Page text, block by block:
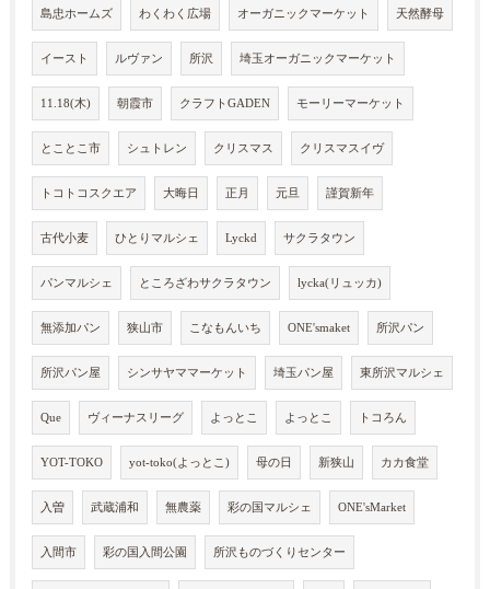
島忠ホームズ わくわく広場 オーガニックマーケット 天然酵母
イースト ルヴァン 所沢 埼玉オーガニックマーケット
11.18(木) 朝霞市 クラフトGADEN モーリーマーケット
とことこ市 シュトレン クリスマス クリスマスイヴ
トコトコスクエア 大晦日 正月 元旦 謹賀新年
古代小麦 ひとりマルシェ Lyckd サクラタウン
パンマルシェ ところざわサクラタウン lycka(リュッカ)
無添加パン 狭山市 こなもんいち ONE'smaket 所沢パン
所沢パン屋 シンサヤママーケット 埼玉パン屋 東所沢マルシェ
Que ヴィーナスリーグ よっとこ よっとこ トコろん
YOT-TOKO yot-toko(よっとこ) 母の日 新狭山 カカ食堂
入曽 武蔵浦和 無農薬 彩の国マルシェ ONE'sMarket
入間市 彩の国入間公園 所沢ものづくりセンター